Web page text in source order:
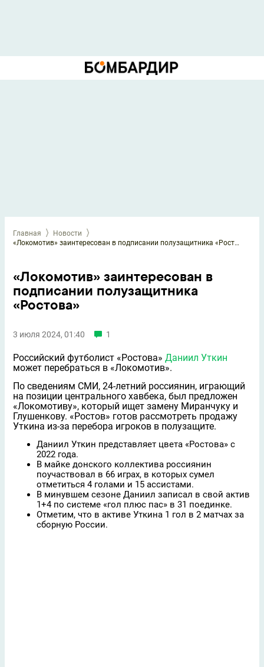
Главная
Новости
«Локомотив» заинтересован в подписании полузащитника «Ростова»
«Локомотив» заинтересован в
подписании полузащитника
«Ростова»
3 июля 2024, 01:40 1
Российский футболист «Ростова» Даниил Уткин
может перебраться в «Локомотив».
По сведениям СМИ, 24-летний россиянин, играющий
на позиции центрального хавбека, был предложен
«Локомотиву», который ищет замену Миранчуку и
Глушенкову. «Ростов» готов рассмотреть продажу
Уткина из-за перебора игроков в полузащите.
Даниил Уткин представляет цвета «Ростова» с
2022 года.
В майке донского коллектива россиянин
поучаствовал в 66 играх, в которых сумел
отметиться 4 голами и 15 ассистами.
В минувшем сезоне Даниил записал в свой актив
1+4 по системе «гол плюс пас» в 31 поединке.
Отметим, что в активе Уткина 1 гол в 2 матчах за
сборную России.